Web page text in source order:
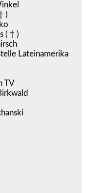
)
( † )
Lateinamerika
TV